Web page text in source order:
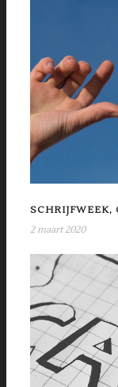
SCHRIJFWEEK,
2 maart 2020